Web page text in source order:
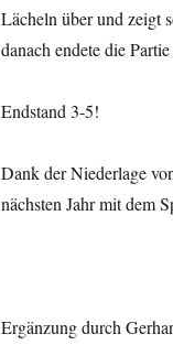
Lächeln über und zeigt
danach endete die
Endstand 3-5!
Dank der Niederlage
nächsten Jahr mit dem
Ergänzung durch